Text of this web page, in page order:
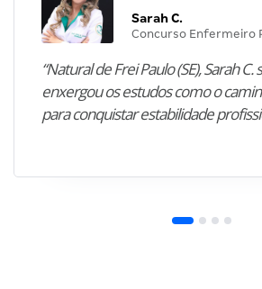
Sarah C.
Concurso Enfermeiro
“Natural de Frei Paulo (SE), Sarah
enxergou os estudos como o
para conquistar estabilidade